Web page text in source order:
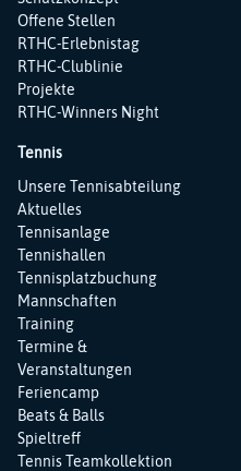
Offene Stellen
RTHC-Erlebnistag
RTHC-Clublinie
Projekte
RTHC-Winners Night
Tennis
Navigation
überspringen
Unsere Tennisabteilung
Aktuelles
Tennisanlage
Tennishallen
Tennisplatzbuchung
Mannschaften
Training
Termine &
Veranstaltungen
Feriencamp
Beats & Balls
Spieltreff
Tennis Teamkollektion